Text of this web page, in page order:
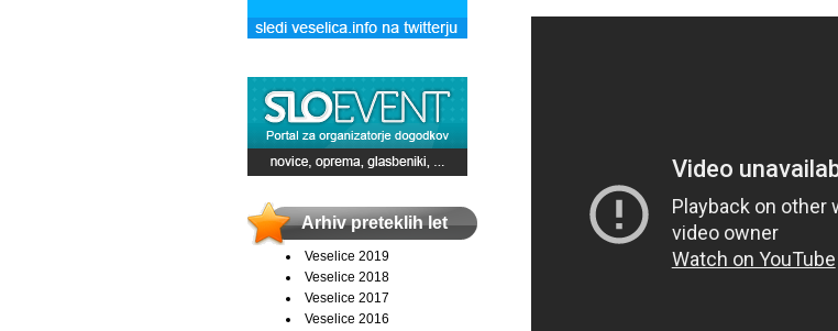
Arhiv preteklih let
Veselice 2019
Veselice 2018
Veselice 2017
Veselice 2016